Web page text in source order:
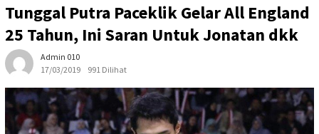
Tunggal Putra Paceklik Gelar All England
25 Tahun, Ini Saran Untuk Jonatan dkk
Admin 010
17/03/2019
991 Dilihat